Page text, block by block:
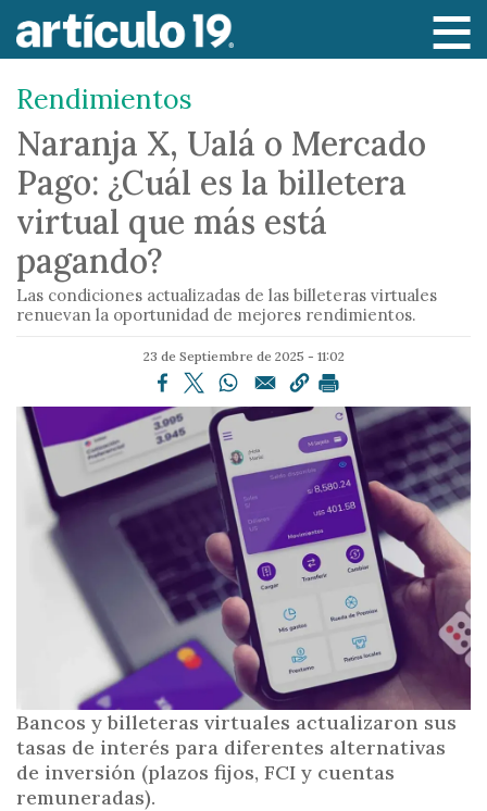
r
a
l
o
e
i
o
p
r
i
n
c
p
a
l
Rendimientos
Naranja X, Ualá o Mercado
Pago: ¿Cuál es la billetera
virtual que más está
pagando?
Las condiciones actualizadas de las billeteras virtuales
renuevan la oportunidad de mejores rendimientos.
23 de Septiembre de 2025 - 11:02
Bancos y billeteras virtuales actualizaron sus
tasas de interés para diferentes alternativas
de inversión (plazos fijos, FCI y cuentas
remuneradas).